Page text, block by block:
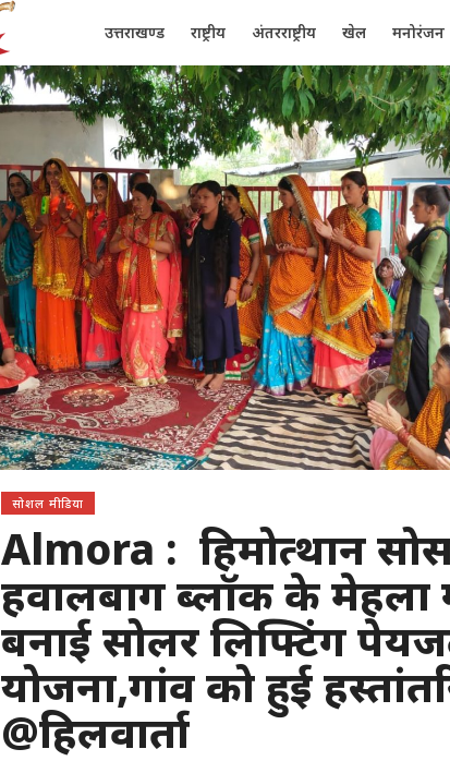
उत्तराखण्ड राष्ट्रीय अंतरराष्ट्रीय खेल मनोरंजन
सोशल मीडिया
Almora : हिमोत्थान
हवालबाग ब्लॉक के मेहला
बनाई सोलर लिफ्टिंग
योजना,गांव को हुई
@हिलवार्ता